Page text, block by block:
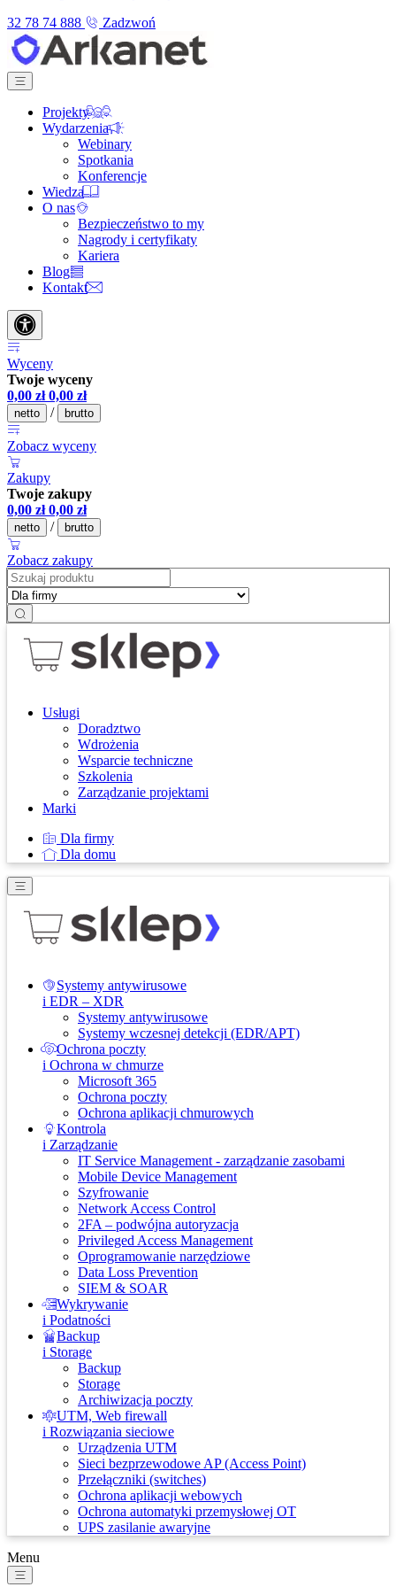
32 78 74 888
Zadzwoń
Projekty
Wydarzenia
Webinary
Spotkania
Konferencje
Wiedza
O nas
Bezpieczeństwo to my
Nagrody i certyfikaty
Kariera
Blog
Kontakt
Wyceny
Twoje wyceny
0,00 zł 0,00 zł
netto / brutto
Zobacz wyceny
Zakupy
Twoje zakupy
0,00 zł 0,00 zł
netto / brutto
Zobacz zakupy
Usługi
Doradztwo
Wdrożenia
Wsparcie techniczne
Szkolenia
Zarządzanie projektami
Marki
Dla firmy
Dla domu
Systemy antywirusowe
i EDR – XDR
Systemy antywirusowe
Systemy wczesnej detekcji (EDR/APT)
Ochrona poczty
i Ochrona w chmurze
Microsoft 365
Ochrona poczty
Ochrona aplikacji chmurowych
Kontrola
i Zarządzanie
IT Service Management - zarządzanie zasobami
Mobile Device Management
Szyfrowanie
Network Access Control
2FA – podwójna autoryzacja
Privileged Access Management
Oprogramowanie narzędziowe
Data Loss Prevention
SIEM & SOAR
Wykrywanie
i Podatności
Backup
i Storage
Backup
Storage
Archiwizacja poczty
UTM, Web firewall
i Rozwiązania sieciowe
Urządzenia UTM
Sieci bezprzewodowe AP (Access Point)
Przełączniki (switches)
Ochrona aplikacji webowych
Ochrona automatyki przemysłowej OT
UPS zasilanie awaryjne
Menu